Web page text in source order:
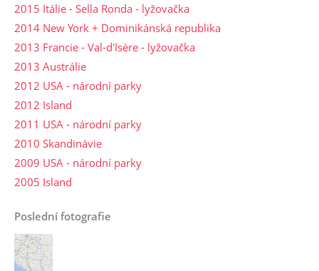
2015 Itálie - Sella Ronda - lyžovačka
2014 New York + Dominikánská republika
2013 Francie - Val-d'Isère - lyžovačka
2013 Austrálie
2012 USA - národní parky
2012 Island
2011 USA - národní parky
2010 Skandinávie
2009 USA - národní parky
2005 Island
Poslední fotografie